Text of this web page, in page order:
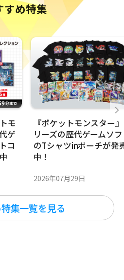
すめ特集
モ
ゲ
コ
『ポケットモンスター
リーズの歴代ゲームソ
のTシャツinポーチが発
中！
2026年07月29日
集一覧を見る